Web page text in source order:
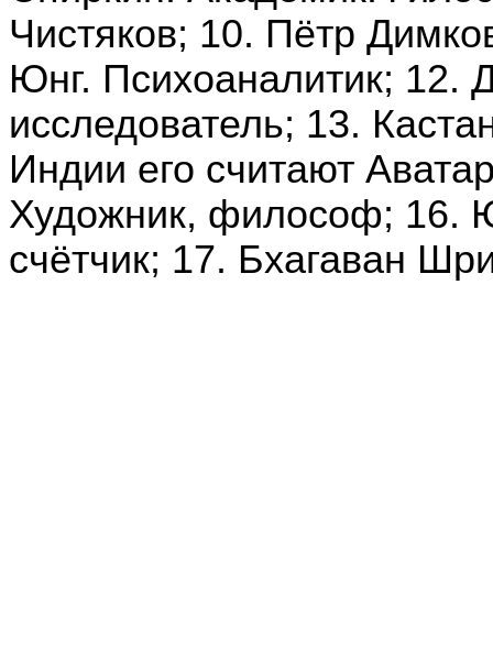
Чистяков; 10. Пётр
Юнг. Психоаналитик; 12.
исследователь; 13.
Индии его считают
Художник, философ; 16.
счётчик; 17. Бхагаван